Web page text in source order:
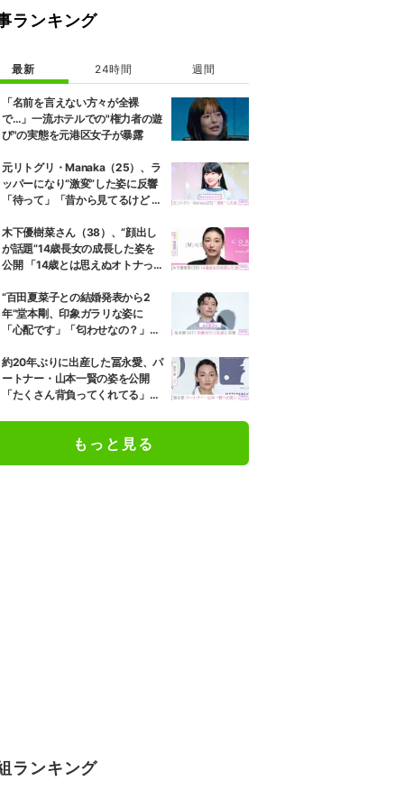
ランキング
最新 24時間 週間
「名前を言えない方々が全裸
で…」一流ホテルでの"権力者の遊
び"の実態を元港区女子が暴露
元リトグリ・Manaka（25）、ラ
ッパーになり“激変”した姿に反響
「待って」「昔から見てるけど 最
木下優樹菜さん（38）、“顔出し
が話題”14歳長女の成長した姿を
公開 「14歳とは思えぬオトナっぽ
ぎる」など反響
“百田夏菜子との結婚発表から2
年”堂本剛、印象ガラリな姿に
「心配です」「匂わせなの？」な
約20年ぶりに出産した冨永愛、パ
ートナー・山本一賢の姿を公開
「たくさん背負ってくれてる」感
もっと見る
ランキング